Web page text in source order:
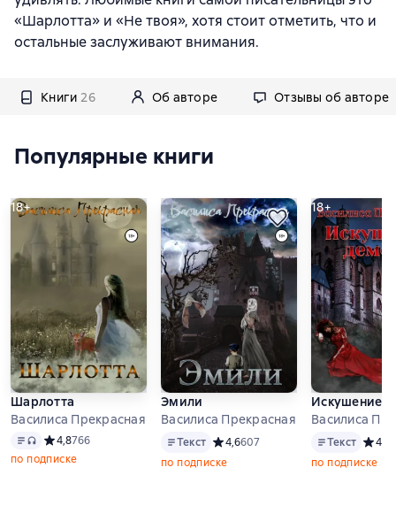
«Шарлотта» и «Не твоя», хотя стоит отметить, что и
остальные заслуживают внимания.
Книги 26 Об авторе Отзывы об авторе
Популярные книги
18+
Шарлотта
Василиса Прекрасная
Текст , доступен аудиоформат
Средний рейтинг 4,8 на основе 766 оценок
4,8766
по подписке
Эмили
Василиса Прекрасная
Текст
Текст Средний рейтинг 4,6 на основе
4,6607
по подписке
18+
Искушение
Василиса
Текст
Текст 4,6
по подписке